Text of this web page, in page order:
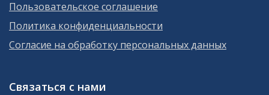
Пользовательское соглашение
Политика конфиденциальности
Согласие на обработку персональных данных
Связаться с нами